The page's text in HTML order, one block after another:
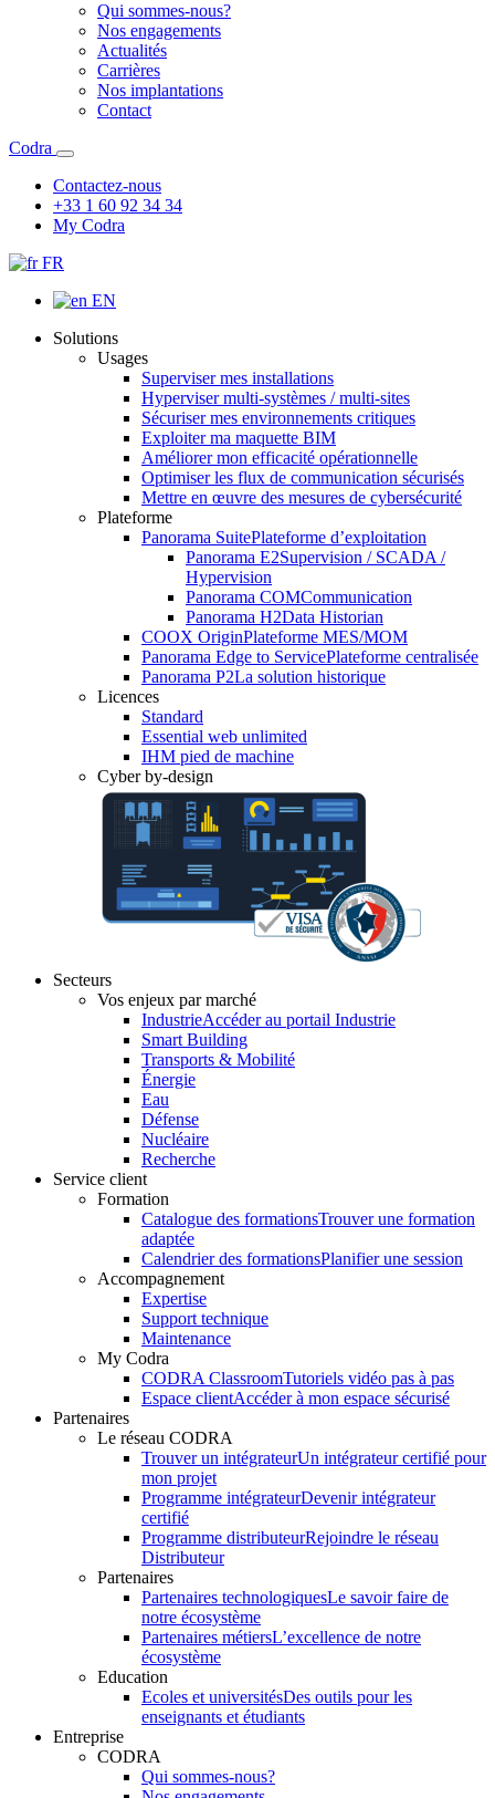
Qui sommes-nous?
Nos engagements
Actualités
Carrières
Nos implantations
Contact
Codra
Contactez-nous
+33 1 60 92 34 34
My Codra
FR
EN
Solutions
Usages
Superviser mes installations
Hyperviser multi-systèmes / multi-sites
Sécuriser mes environnements critiques
Exploiter ma maquette BIM
Améliorer mon efficacité opérationnelle
Optimiser les flux de communication sécurisés
Mettre en œuvre des mesures de cybersécurité
Plateforme
Panorama SuitePlateforme d’exploitation
Panorama E2Supervision / SCADA /
Hypervision
Panorama COMCommunication
Panorama H2Data Historian
COOX OriginPlateforme MES/MOM
Panorama Edge to ServicePlateforme centralisée
Panorama P2La solution historique
Licences
Standard
Essential web unlimited
IHM pied de machine
Cyber by-design
Secteurs
Vos enjeux par marché
IndustrieAccéder au portail Industrie
Smart Building
Transports & Mobilité
Énergie
Eau
Défense
Nucléaire
Recherche
Service client
Formation
Catalogue des formationsTrouver une formation
adaptée
Calendrier des formationsPlanifier une session
Accompagnement
Expertise
Support technique
Maintenance
My Codra
CODRA ClassroomTutoriels vidéo pas à pas
Espace clientAccéder à mon espace sécurisé
Partenaires
Le réseau CODRA
Trouver un intégrateurUn intégrateur certifié pour
mon projet
Programme intégrateurDevenir intégrateur
certifié
Programme distributeurRejoindre le réseau
Distributeur
Partenaires
Partenaires technologiquesLe savoir faire de
notre écosystème
Partenaires métiersL’excellence de notre
écosystème
Education
Ecoles et universitésDes outils pour les
enseignants et étudiants
Entreprise
CODRA
Qui sommes-nous?